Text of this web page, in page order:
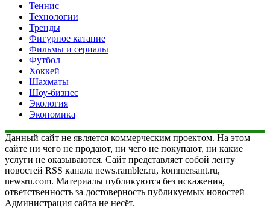
Теннис
Технологии
Тренды
Фигурное катание
Фильмы и сериалы
Футбол
Хоккей
Шахматы
Шоу-бизнес
Экология
Экономика
Данный сайт не является коммерческим проектом. На этом
сайте ни чего не продают, ни чего не покупают, ни какие
услуги не оказываются. Сайт представляет собой ленту
новостей RSS канала news.rambler.ru, kommersant.ru,
newsru.com. Материалы публикуются без искажения,
ответственность за достоверность публикуемых новостей
Администрация сайта не несёт.